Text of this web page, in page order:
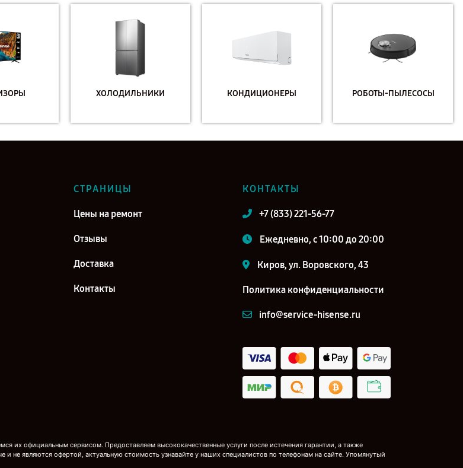
ХОЛОДИЛЬНИКИ КОНДИЦИОНЕРЫ РОБОТЫ-ПЫЛЕСОСЫ
СТРАНИЦЫ
Цены на ремонт
Отзывы
Доставка
Контакты
КОНТАКТЫ
+7 (833) 221-56-77
Ежедневно, с 10:00 до 20:00
Киров, ул. Воровского, 43
Политика конфиденциальности
info@service-hisense.ru
их официальным сервисом. Предоставляем высококачественные услуги после истечения гарантии, а также
не являются офертой, актуальную стоимость узнавайте у наших специалистов по телефонам на сайте. Упомянутый